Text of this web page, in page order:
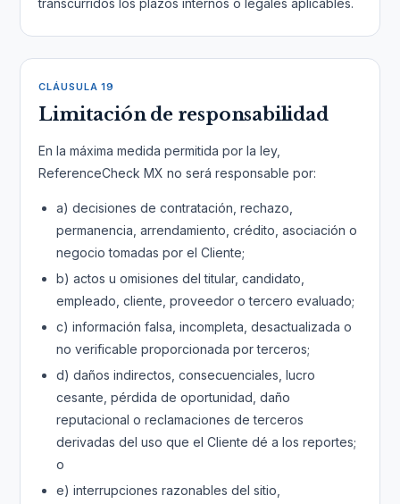
transcurridos los plazos internos o legales aplicables.
CLÁUSULA 19
Limitación de responsabilidad
En la máxima medida permitida por la ley,
ReferenceCheck MX no será responsable por:
a) decisiones de contratación, rechazo,
permanencia, arrendamiento, crédito, asociación o
negocio tomadas por el Cliente;
b) actos u omisiones del titular, candidato,
empleado, cliente, proveedor o tercero evaluado;
c) información falsa, incompleta, desactualizada o
no verificable proporcionada por terceros;
d) daños indirectos, consecuenciales, lucro
cesante, pérdida de oportunidad, daño
reputacional o reclamaciones de terceros
derivadas del uso que el Cliente dé a los reportes;
o
e) interrupciones razonables del sitio,